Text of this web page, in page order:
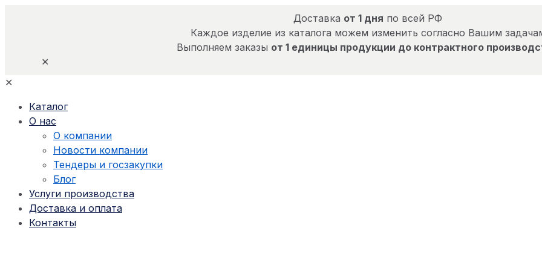
Доставка от 1 дня по всей РФ
Каждое изделие из каталога можем изменить согласно Вашим
Выполняем заказы от 1 единицы продукции до контрактного
✕
✕
Каталог
О нас
О компании
Новости компании
Тендеры и госзакупки
Блог
Услуги производства
Доставка и оплата
Контакты